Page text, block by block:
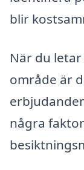
blir
När du
område är
några